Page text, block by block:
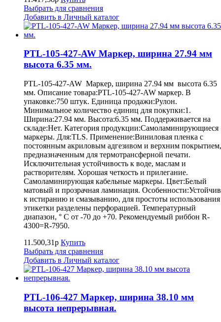
Выбрать для сравнения
Добавить в Личный каталог
PTL-105-427-AW Маркер, ширина 27.94 мм
высота 6.35 мм.
PTL-105-427-AW Маркер, ширина 27.94 мм высота 6.35
мм. Описание товара:PTL-105-427-AW маркер. В
упаковке:750 штук. Единица продажи:Рулон.
Минимальное количество единиц для покупки:1.
Ширина:27.94 мм. Высота:6.35 мм. Поддерживается на
складе:Нет. Категория продукции:Самоламинирующиеся
маркеры. Для:TLS. Применение:Виниловая пленка с
постоянным акриловым адгезивом и верхним покрытием,
предназначенным для термотрансферной печати.
Исключительная устойчивость к воде, маслам и
растворителям. Хорошая четкость и прилегание.
Самоламинирующая кабельные маркеры. Цвет:Белый
матовый и прозрачная ламинация. Особенности:Устойчив
к истиранию и смазыванию, для простоты использования
этикетки разделены перфорацией. Температурный
диапазон, ° С от -70 до +70. Рекомендуемый риббон R-
4300=R-7950.
11.500,31р Купить
Выбрать для сравнения
Добавить в Личный каталог
PTL-106-427 Маркер, ширина 38.10 мм
высота непрерывная.